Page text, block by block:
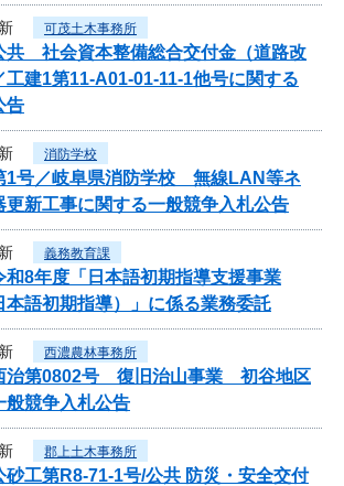
可茂土木事務所
共 社会資本整備総合交付金（道路改
建1第11-A01-01-11-1他号に関する
告
消防学校
1号／岐阜県消防学校 無線LAN等ネ
更新工事に関する一般競争入札公告
義務教育課
和8年度「日本語初期指導支援事業
本語初期指導）」に係る業務委託
西濃農林事務所
治第0802号 復旧治山事業 初谷地区
般競争入札公告
郡上土木事務所
砂工第R8-71-1号/公共 防災・安全交付